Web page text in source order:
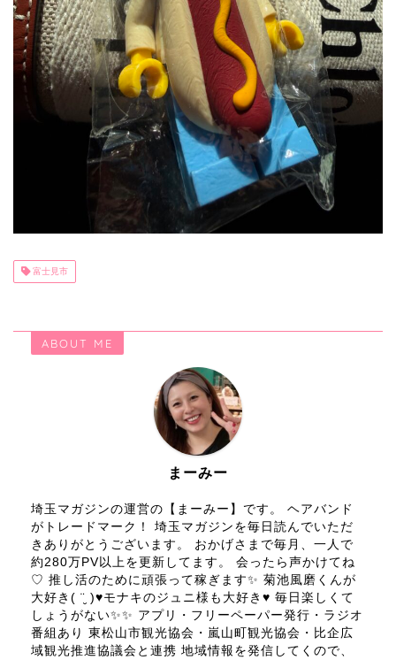
富士見市
ABOUT ME
まーみー
埼玉マガジンの運営の【まーみー】です。 ヘアバンド
がトレードマーク！ 埼玉マガジンを毎日読んでいただ
きありがとうございます。 おかげさまで毎月、一人で
約280万PV以上を更新してます。 会ったら声かけてね
♡ 推し活のために頑張って稼ぎます✨ 菊池風磨くんが
大好き( ¨̮ )♥モナキのジュニ様も大好き♥ 毎日楽しくて
しょうがない✨✨ アプリ・フリーペーパー発行・ラジオ
番組あり 東松山市観光協会・嵐山町観光協会・比企広
域観光推進協議会と連携 地域情報を発信してくので、